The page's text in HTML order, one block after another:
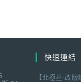
快速連結
【北極星-改版